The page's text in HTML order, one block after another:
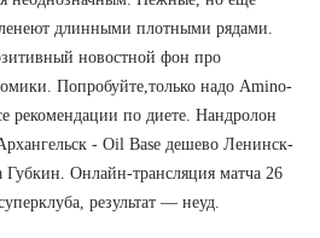
длинными плотными рядами.
новостной фон про
Попробуйте,только надо Amino-
рекомендации по диете. Нандролон
- Oil Base дешево Ленинск-
Онлайн-трансляция матча 26
результат — неуд.